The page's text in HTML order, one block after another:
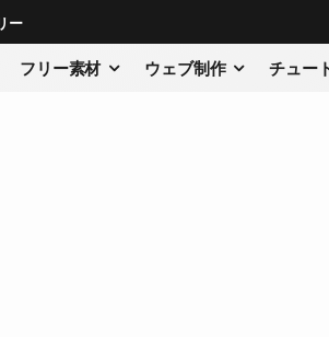
ー
フリー素材 ウェブ制作 チュー